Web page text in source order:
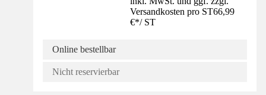
Versandkosten pro ST66,99
€*/ ST
Online bestellbar
Nicht reservierbar